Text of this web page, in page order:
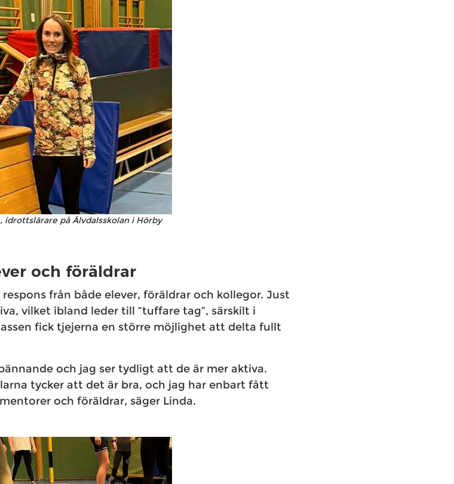
idrottslärare på Älvdalsskolan i Hörby
och föräldrar
från både elever, föräldrar och kollegor. Just
vilket ibland leder till ”tuffare tag”, särskilt i
fick tjejerna en större möjlighet att delta fullt
och jag ser tydligt att de är mer aktiva.
tycker att det är bra, och jag har enbart fått
och föräldrar, säger Linda.